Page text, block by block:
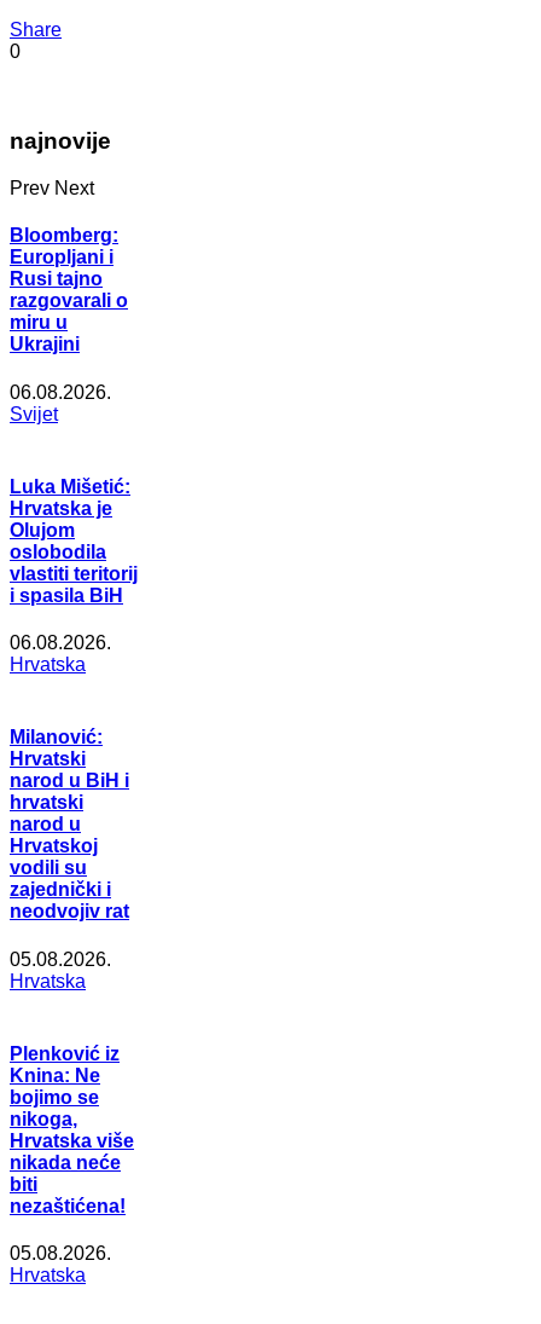
Share
0
najnovije
Prev Next
Bloomberg:
Europljani i
Rusi tajno
razgovarali o
miru u
Ukrajini
06.08.2026.
Svijet
Luka Mišetić:
Hrvatska je
Olujom
oslobodila
vlastiti teritorij
i spasila BiH
06.08.2026.
Hrvatska
Milanović:
Hrvatski
narod u BiH i
hrvatski
narod u
Hrvatskoj
vodili su
zajednički i
neodvojiv rat
05.08.2026.
Hrvatska
Plenković iz
Knina: Ne
bojimo se
nikoga,
Hrvatska više
nikada neće
biti
nezaštićena!
05.08.2026.
Hrvatska